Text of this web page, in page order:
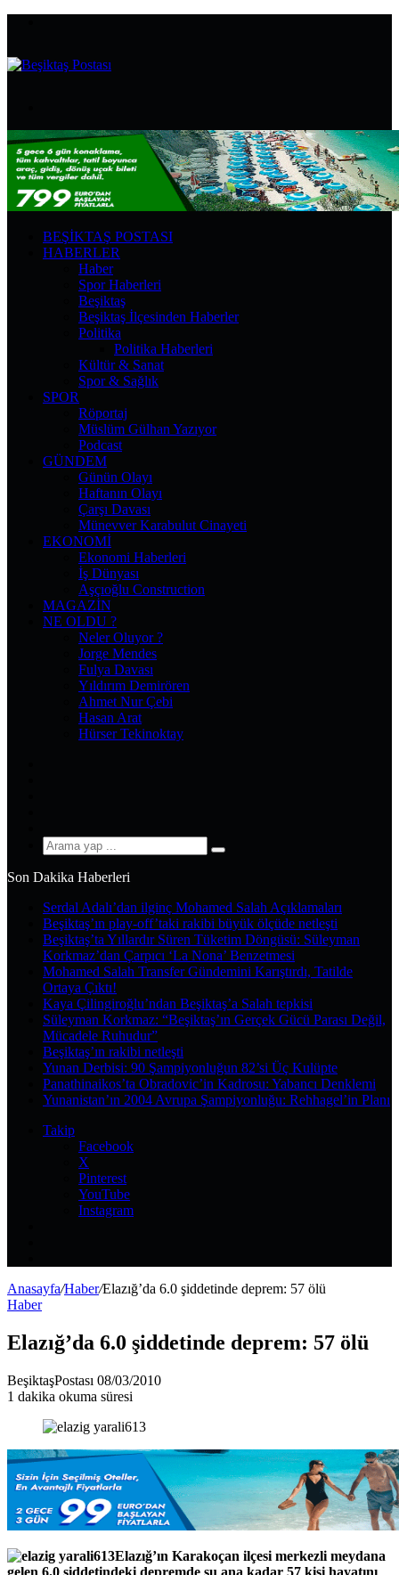
...
BEŞIKTAŞ POSTASI
HABERLER
Haber
Spor Haberleri
Beşiktaş
Beşiktaş İlçesinden Haberler
Politika
Politika Haberleri
Kültür & Sanat
Spor & Sağlık
SPOR
Röportaj
Müslüm Gülhan Yazıyor
Podcast
GÜNDEM
Günün Olayı
Haftanın Olayı
Çarşı Davası
Münevver Karabulut Cinayeti
EKONOMI
Ekonomi Haberleri
İş Dünyası
Aşçıoğlu Construction
MAGAZIN
NE OLDU ?
Neler Oluyor ?
Jorge Mendes
Fulya Davası
Yıldırım Demirören
Ahmet Nur Çebi
Hasan Arat
Hürser Tekinoktay
Arama
Son Dakika Haberleri
Serdal Adalı’dan ilginç Mohamed Salah Açıklamaları
Beşiktaş’ın play-off’taki rakibi büyük ölçüde netleşti
Beşiktaş’ta Yıllardır Süren Tüketim Döngüsü: Süleyman
Korkmaz’dan Çarpıcı ‘La Nona’ Benzetmesi
Mohamed Salah Transfer Gündemini Karıştırdı, Tatilde
Ortaya Çıktı!
Kaya Çilingiroğlu’ndan Beşiktaş’a Salah tepkisi
Süleyman Korkmaz: “Beşiktaş’ın Gerçek Gücü Parası Değil,
Mücadele Ruhudur”
Beşiktaş’ın rakibi netleşti
Yunan Derbisi: 90 Şampiyonluğun 82’si Üç Kulüpte
Panathinaikos’ta Obradovic’in Kadrosu: Yabancı Denklemi
Yunanistan’ın 2004 Avrupa Şampiyonluğu: Rehhagel’in Planı
Takip
Facebook
X
Pinterest
YouTube
Instagram
Anasayfa/Haber/Elazığ’da 6.0 şiddetinde deprem: 57 ölü
Haber
Elazığ’da 6.0 şiddetinde deprem: 57 ölü
BeşiktaşPostası Bir
e-
göndermek
08/03/2010
1 dakika okuma süresi
Elazığ’ın Karakoçan ilçesi merkezli meydana
gelen 6.0 şiddetindeki depremde şu ana kadar 57 kişi hayatını